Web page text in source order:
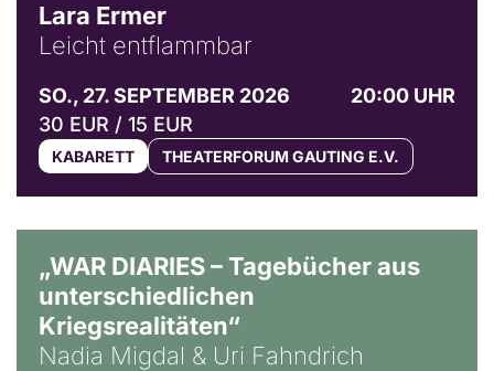
Lara Ermer
Leicht entflammbar
SO., 27. SEPTEMBER 2026
20:00 UHR
30 EUR / 15 EUR
KABARETT THEATERFORUM GAUTING E.V.
„WAR DIARIES – Tagebücher aus
unterschiedlichen
Kriegsrealitäten“
Nadia Migdal & Uri Fahndrich